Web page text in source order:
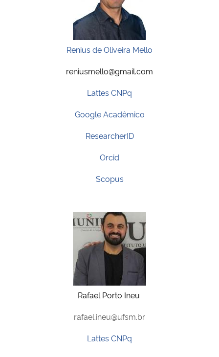
Renius de Oliveira Mello
reniusmello@gmail.com
Lattes CNPq
Google Acadêmico
ResearcherID
Orcid
Scopus
Rafael Porto Ineu
rafael.ineu@ufsm.br
Lattes CNPq